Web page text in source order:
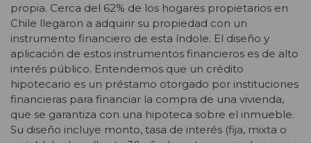
propia. Cerca del 62% de los hogares propietarios en
Chile llegaron a adquirir su propiedad con un
instrumento financiero de esta índole. El diseño y
aplicación de estos instrumentos financieros es de alto
interés público. Entendemos que un crédito
hipotecario es un préstamo otorgado por instituciones
financieras para financiar la compra de una vivienda,
que se garantiza con una hipoteca sobre el inmueble.
Su diseño incluye monto, tasa de interés (fija, mixta o